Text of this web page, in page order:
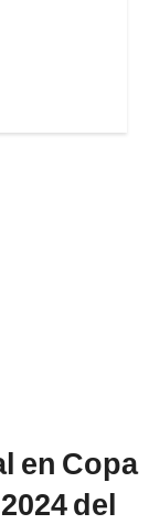
en Copa
del